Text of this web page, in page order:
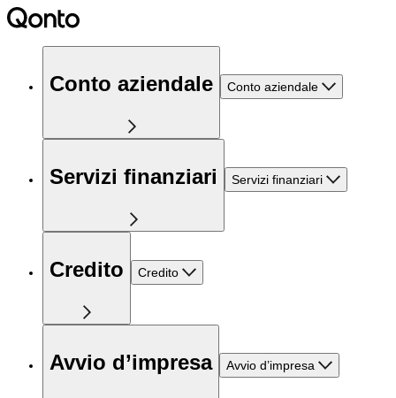
Conto aziendale Conto aziendale
Servizi finanziari Servizi finanziari
Credito Credito
Avvio d’impresa Avvio d’impresa